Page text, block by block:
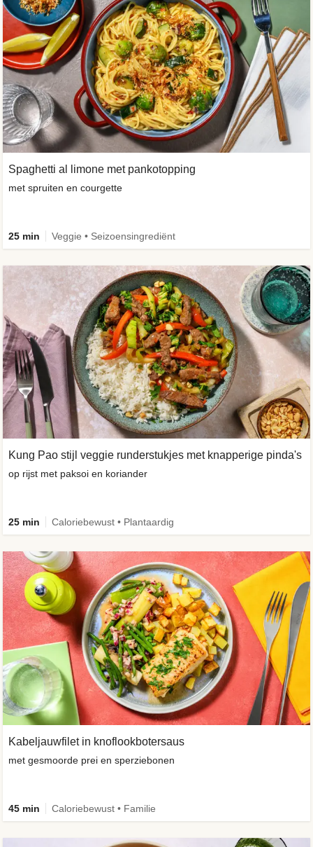
Spaghetti al limone met pankotopping
met spruiten en courgette
25 min Veggie • Seizoensingrediënt
Kung Pao stijl veggie runderstukjes met knapperige pinda's
op rijst met paksoi en koriander
25 min Caloriebewust • Plantaardig
Kabeljauwfilet in knoflookbotersaus
met gesmoorde prei en sperziebonen
45 min Caloriebewust • Familie